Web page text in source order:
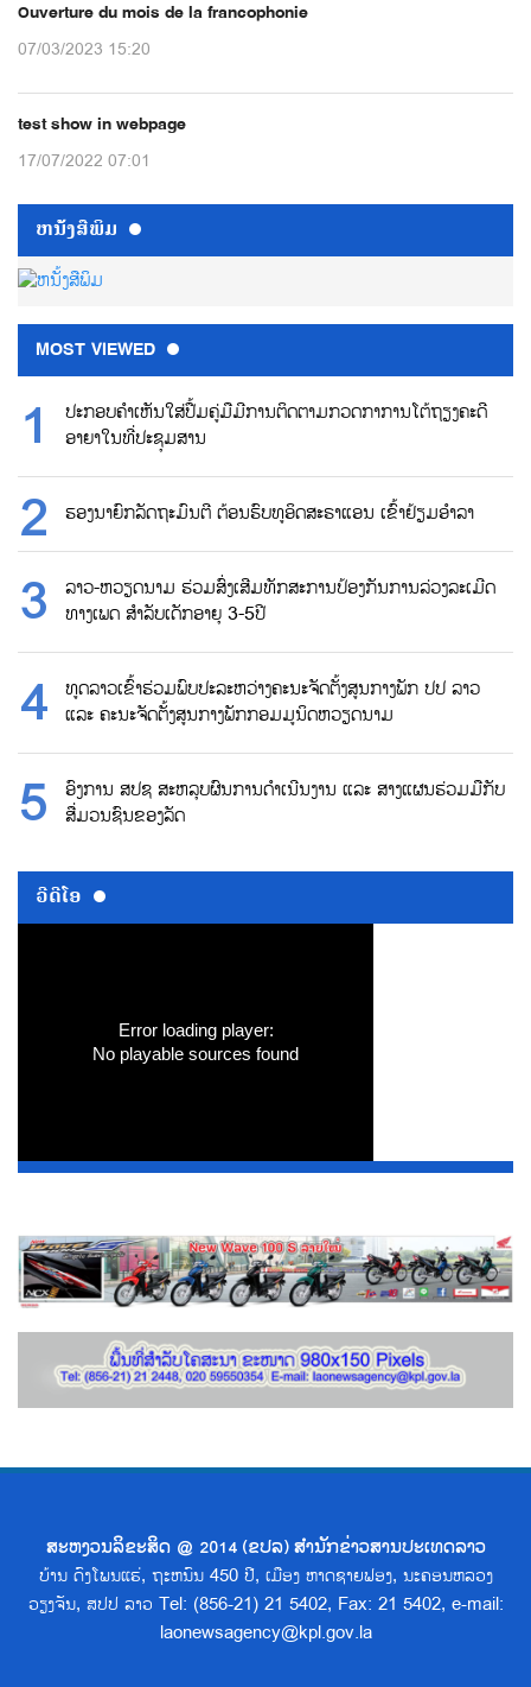
Ouverture du mois de la francophonie
07/03/2023 15:20
test show in webpage
17/07/2022 07:01
ຫນ້ັງສືພິມ
MOST VIEWED
ປະກອບຄຳເຫັນໃສ່ປື້ມຄູ່ມືມີການຕິດຕາມກວດກາການໂຕ້ຖຽງຄະດີ
ອາຍາໃນທີ່ປະຊຸມສານ
ຮອງນາຍົກລັດຖະມົນຕີ ຕ້ອນຮົບທູອິດສະຣາແອນ ເຂົ້າຢ້ຽມອຳລາ
ລາວ-ຫວຽດນາມ ຮ່ວມສົ່ງເສີມທັກສະການປ້ອງກັນການລ່ວງລະເມີດ
ທາງເພດ ສຳລັບເດັກອາຍຸ 3-5ປີ
ທູດລາວເຂົ້າຮ່ວມພົບປະລະຫວ່າງຄະນະຈັດຕັ້ງສູນກາງພັກ ປປ ລາວ
ແລະ ຄະນະຈັດຕັ້ງສູນກາງພັກກອມມູນິດຫວຽດນາມ
ອົງການ ສປຊ ສະຫລຸບຜົນການດຳເນີນງານ ແລະ ສາງແຜນຮ່ວມມືກັບ
ສື່ມວນຊົນຂອງລັດ
ວີດີໂອ
Error loading player:
No playable sources found
ສະຫງວນລິຂະສິດ @ 2014 (ຂປລ) ສຳນັກຂ່າວສານປະເທດລາວ
ບ້ານ ດົງໂພນແຮ່, ຖະຫນົນ 450 ປີ, ເມືອງ ຫາດຊາຍຟອງ, ນະຄອນຫລວງ
ວຽງຈັນ, ສປປ ລາວ Tel: (856-21) 21 5402, Fax: 21 5402, e-mail:
laonewsagency@kpl.gov.la